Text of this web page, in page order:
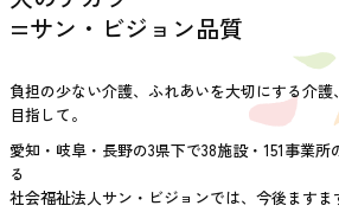
=サン・ビジョン品質
負担の少ない介護、ふれあいを大切にする介
目指して。
愛知・岐阜・長野の3県下で38施設・151事業
る
社会福祉法人サン・ビジョンでは、今後ます